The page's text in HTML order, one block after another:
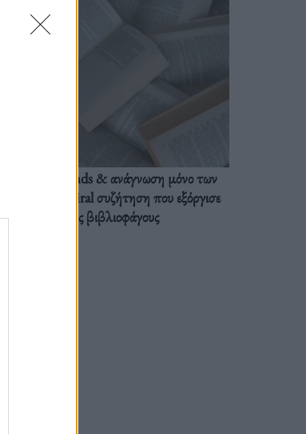
BookTok trends & ανάγνωση μόνο των
διαλόγων: Η viral συζήτηση που εξόργισε
τους βιβλιοφάγους